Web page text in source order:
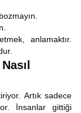
anlamaktır.
Artık sadece
İnsanlar gittiği